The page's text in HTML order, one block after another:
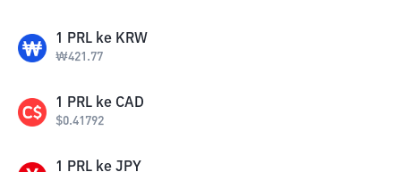
1 PRL ke KRW
₩421.77
1 PRL ke CAD
$0.41792
1 PRL ke JPY